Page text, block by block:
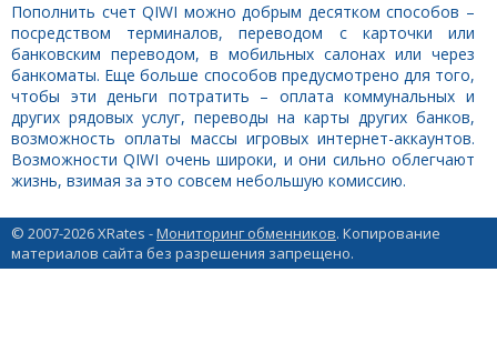
Пополнить счет QIWI можно добрым десятком способов –
посредством терминалов, переводом с карточки или
банковским переводом, в мобильных салонах или через
банкоматы. Еще больше способов предусмотрено для того,
чтобы эти деньги потратить – оплата коммунальных и
других рядовых услуг, переводы на карты других банков,
возможность оплаты массы игровых интернет-аккаунтов.
Возможности QIWI очень широки, и они сильно облегчают
жизнь, взимая за это совсем небольшую комиссию.
© 2007-2026 XRates -Мониторинг обменников. Копирование
материалов сайта без разрешения запрещено.